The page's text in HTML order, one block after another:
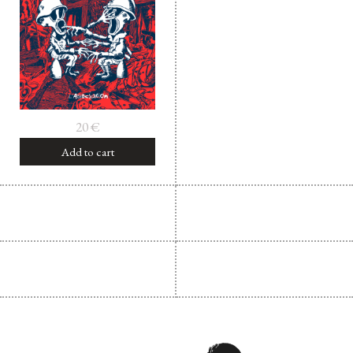
Facebook Instagram Twitter
incandescence
20€
Add to cart